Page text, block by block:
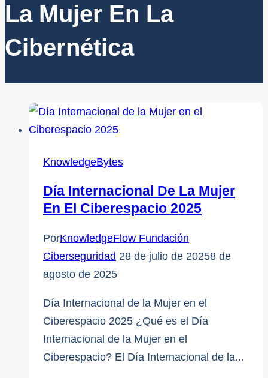
La Mujer En La
Cibernética
KnowledgeBytes
Día Internacional De La Mujer
En El Ciberespacio 2025
PorKnowledgeFlow Fundación
Ciberseguridad 28 de julio de 20258 de
agosto de 2025
Día Internacional de la Mujer en el
Ciberespacio 2025 ¿Qué es el Día
Internacional de la Mujer en el
Ciberespacio? El Día Internacional de la...